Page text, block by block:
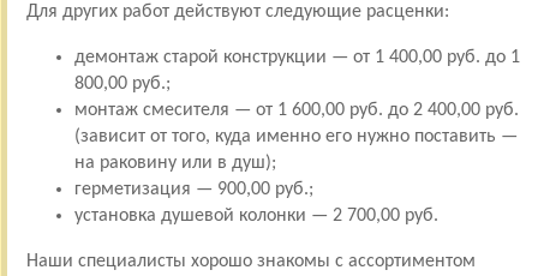
Для других работ действуют следующие расценки:
демонтаж старой конструкции — от 1 400,00 руб. до 1
800,00 руб.;
монтаж смесителя — от 1 600,00 руб. до 2 400,00 руб.
(зависит от того, куда именно его нужно поставить —
на раковину или в душ);
герметизация — 900,00 руб.;
установка душевой колонки — 2 700,00 руб.
Наши специалисты хорошо знакомы с ассортиментом